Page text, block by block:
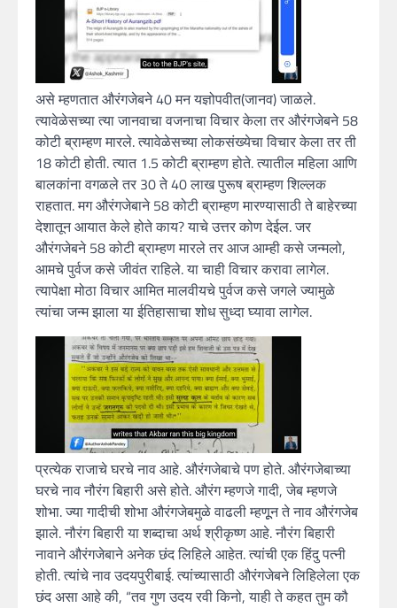
असे म्हणतात औरंगजेबने 40 मन यज्ञोपवीत(जानव) जाळले.
त्यावेळेसच्या त्या जानवाचा वजनाचा विचार केला तर औरंगजेबने 58
कोटी ब्राम्हण मारले. त्यावेळेसच्या लोकसंख्येचा विचार केला तर ती
18 कोटी होती. त्यात 1.5 कोटी ब्राम्हण होते. त्यातील महिला आणि
बालकांना वगळले तर 30 ते 40 लाख पुरूष ब्राम्हण शिल्लक
राहतात. मग औरंगजेबाने 58 कोटी ब्राम्हण मारण्यासाठी ते बाहेरच्या
देशातून आयात केले होते काय? याचे उत्तर कोण देईल. जर
औरंगजेबने 58 कोटी ब्राम्हण मारले तर आज आम्ही कसे जन्मलो,
आमचे पुर्वज कसे जीवंत राहिले. या चाही विचार करावा लागेल.
त्यापेक्षा मोठा विचार आमित मालवीयचे पुर्वज कसे जगले ज्यामुळे
त्यांचा जन्म झाला या ईतिहासाचा शोध सुध्दा घ्यावा लागेल.
प्रत्येक राजाचे घरचे नाव आहे. औरंगजेबाचे पण होते. औरंगजेबाच्या
घरचे नाव नौरंग बिहारी असे होते. औरंग म्हणजे गादी, जेब म्हणजे
शोभा. ज्या गादीची शोभा औरंगजेबमुळे वाढली म्हणूून ते नाव औरंगजेब
झाले. नौरंग बिहारी या शब्दाचा अर्थ श्रीकृष्ण आहे. नौरंग बिहारी
नावाने औरंगजेबाने अनेक छंद लिहिले आहेत. त्यांची एक हिंदु पत्नी
होती. त्यांचे नाव उदयपुरीबाई. त्यांच्यासाठी औरंगजेबने लिहिलेला एक
छंद असा आहे की, “तव गुण उदय रवी किनो, याही ते कहत तुम कौ